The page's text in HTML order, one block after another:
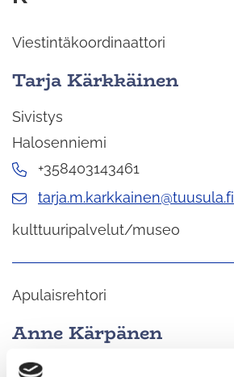
Tarja Kärkkäinen
Viestintäkoordinaattori
Sivistys
Halosenniemi
+358403143461
tarja.m.karkkainen@tuusula.fi
kulttuuripalvelut/museo
Anne Kärpänen
Apulaisrehtori
Sivistys